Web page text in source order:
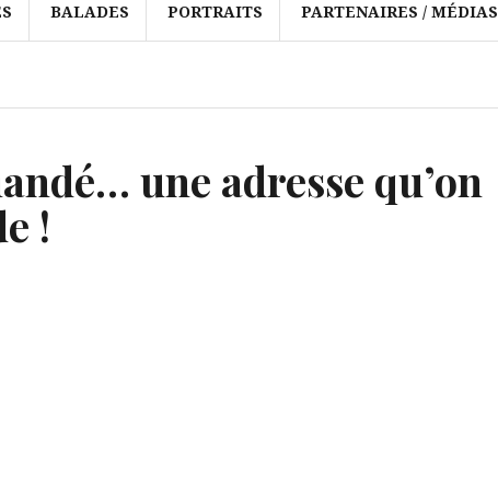
BALADES PORTRAITS PARTENAIRES / MÉDIAS
une adresse qu’on
!